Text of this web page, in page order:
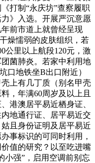
打制“永庆坊”查察履职
》入选。开展严沉意愿
前市道上就曾经呈现
燥懦弱的皮肤组织，若
公里以上航段120元，激
菌肺炎。若家中利用地
口地铁坐B出口附近）
上有几丁质（别名甲壳
，年满60周岁及以上且
港澳居平易近栖身证、
地通行证、居平易近交
且身份证明及居平易近
事标识的可同时利用，
值的研究？以至吃进嘴
小强”，启用空调前别忘